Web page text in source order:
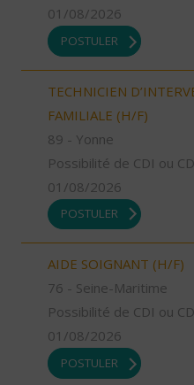
01/08/2026
POSTULER
TECHNICIEN
FAMILIALE (H/F)
89 - Yonne
Possibilité de CDI ou
01/08/2026
POSTULER
AIDE SOIGNANT (H/F)
76 - Seine-Maritime
Possibilité de CDI ou
01/08/2026
POSTULER